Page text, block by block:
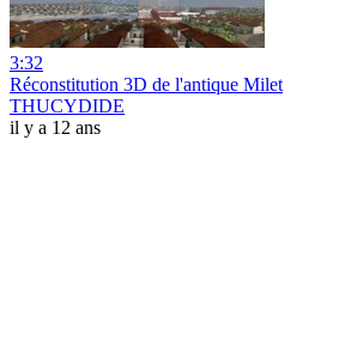
3:32
Réconstitution 3D de l'antique Milet
THUCYDIDE
il y a 12 ans